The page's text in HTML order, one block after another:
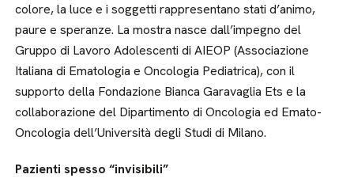
colore, la luce e i soggetti rappresentano stati d’animo,
paure e speranze. La mostra nasce dall’impegno del
Gruppo di Lavoro Adolescenti di AIEOP (Associazione
Italiana di Ematologia e Oncologia Pediatrica), con il
supporto della Fondazione Bianca Garavaglia Ets e la
collaborazione del Dipartimento di Oncologia ed Emato-
Oncologia dell’Università degli Studi di Milano.
Pazienti spesso “invisibili”